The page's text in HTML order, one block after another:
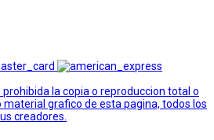
la copia o reproduccion total o
grafico de esta pagina, todos los
creadores.